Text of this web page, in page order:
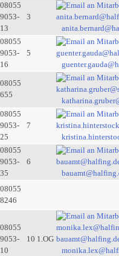
08055
9053-
13
3
08055
9053-
16
5
08055
655
08055
9053-
25
7
08055
9053-
35
6
08055
8246
08055
9053-
10
10 1.OG